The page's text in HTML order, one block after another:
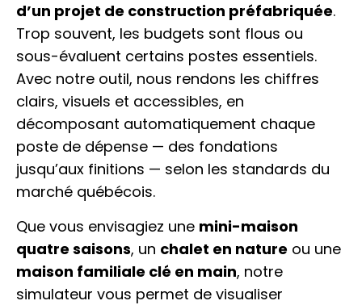
d’un projet de construction préfabriquée.
Trop souvent, les budgets sont flous ou
sous-évaluent certains postes essentiels.
Avec notre outil, nous rendons les chiffres
clairs, visuels et accessibles, en
décomposant automatiquement chaque
poste de dépense — des fondations
jusqu’aux finitions — selon les standards du
marché québécois.
Que vous envisagiez une mini-maison
quatre saisons, un chalet en nature ou une
maison familiale clé en main, notre
simulateur vous permet de visualiser